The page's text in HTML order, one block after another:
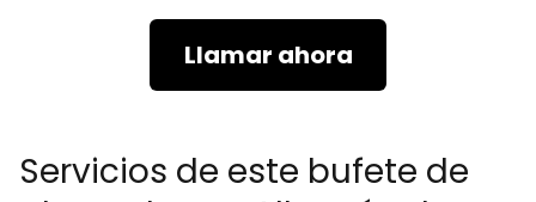
Llamar ahora
Servicios de este bufete de